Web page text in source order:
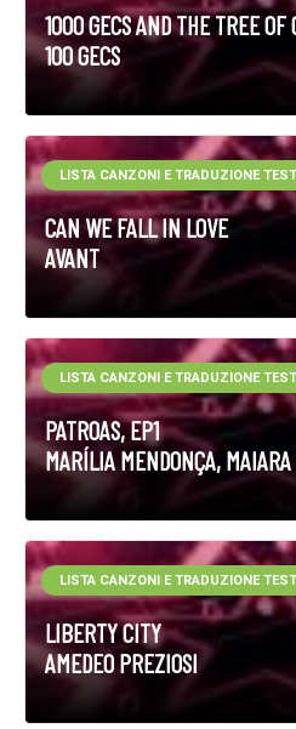
1000 GECS AND THE TREE OF
100 GECS
CAN WE FALL IN LOVE
AVANT
LISTA CANZONI E TRADUZIONE
PATROAS, EP1
MARÍLIA MENDONÇA,
LISTA CANZONI E TRADUZIONE
LIBERTY CITY
AMEDEO PREZIOSI
LISTA CANZONI E TRADUZIONE